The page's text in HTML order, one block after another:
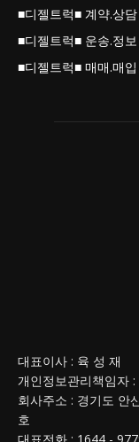
■디젤트럭■ 계약.상담
■디젤트럭■ 운송.정보
■디젤트럭■ 매매.매입
대표이사 : 육 성 재
개인정보관리책임자 :
회사주소 : 경기도 안
호